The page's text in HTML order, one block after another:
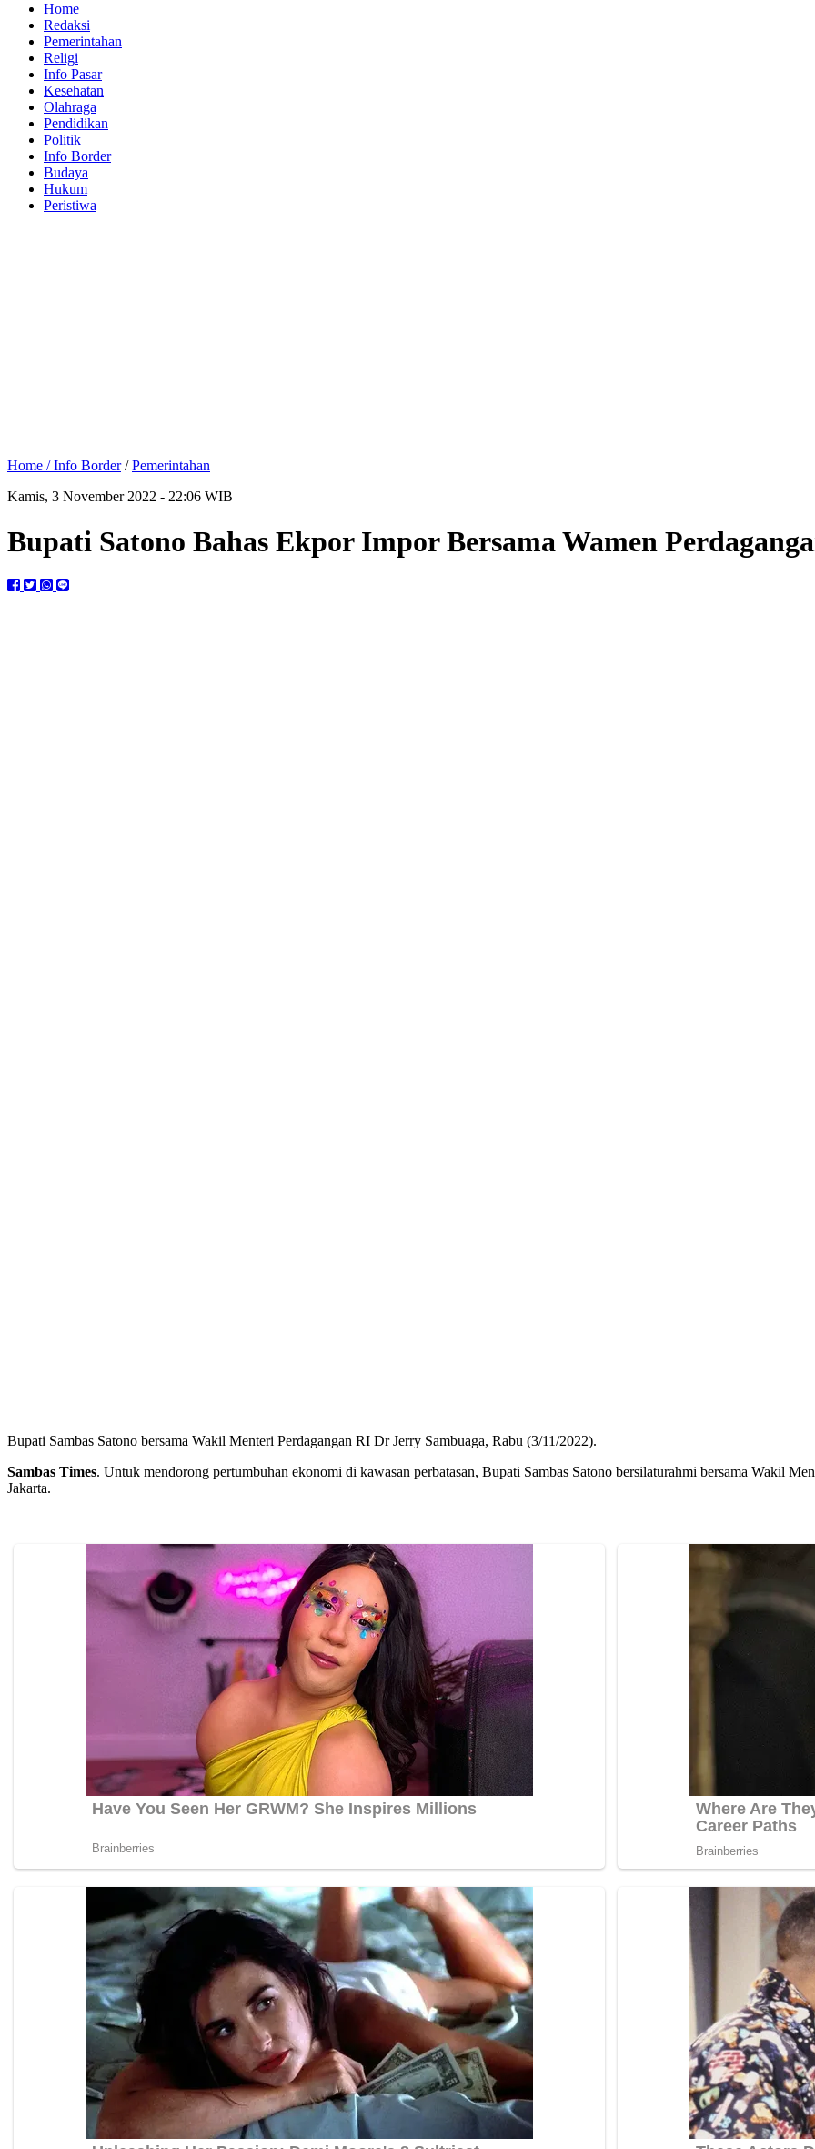
Home
Redaksi
Pemerintahan
Religi
Info Pasar
Kesehatan
Olahraga
Pendidikan
Politik
Info Border
Budaya
Hukum
Peristiwa
Home /Info Border/Pemerintahan
Kamis, 3 November 2022 - 22:06 WIB
Bupati Satono Bahas Ekpor Impor Bersama Wamen
Bupati Sambas Satono bersama Wakil Menteri Perdagangan RI Dr Jerry Sambuaga, Rabu (3/11/2022).
Sambas Times. Untuk mendorong pertumbuhan ekonomi di kawasan perbatasan, Bupati Sambas Satono bersilaturahmi bersama Wakil
Jakarta.